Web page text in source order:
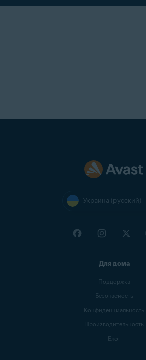
Украина (русский)
Для дома
Поддержка
Безопасность
Конфиденциальность
Производительность
Блог